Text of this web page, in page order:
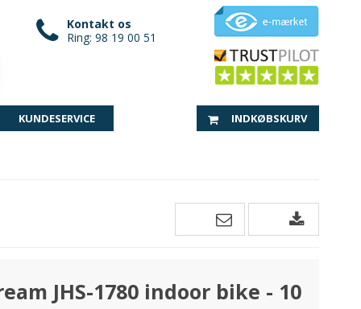
Kontakt os
Ring: 98 19 00 51
INDKØBSKURV
KUNDESERVICE
JHS-1780 indoor bike - 10